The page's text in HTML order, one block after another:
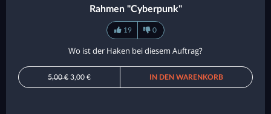
Rahmen "Cyberpunk"
19 0
Wo ist der Haken bei diesem Auftrag?
5,00 € 3,00 € IN DEN WARENKORB